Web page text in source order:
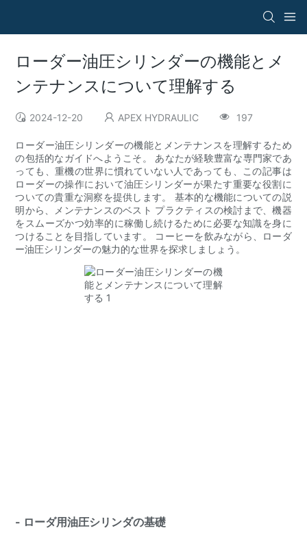
ローダー油圧シリンダーの機能とメ
ンテナンスについて理解する
2024-12-20 APEX HYDRAULIC 197
ローダー油圧シリンダーの機能とメンテナンスを理解するため
の包括的なガイドへようこそ。 あなたが経験豊富な専門家であ
っても、重機の世界に慣れていない人であっても、この記事は
ローダーの操作において油圧シリンダーが果たす重要な役割に
ついての貴重な洞察を提供します。 基本的な機能についての説
明から、メンテナンスのベスト プラクティスの検討まで、機器
をスムーズかつ効率的に稼働し続けるために必要な知識を身に
つけることを目指しています。 コーヒーを飲みながら、ローダ
ー油圧シリンダーの魅力的な世界を探求しましょう。
- ローダ用油圧シリンダの基礎